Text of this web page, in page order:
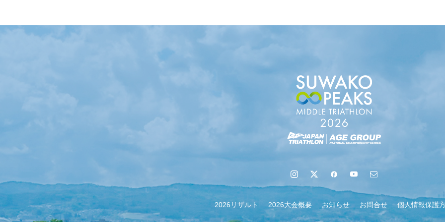
【会議報告】諏訪地域６市町村連絡会議を開催しました
2026リザルト 2026大会概要 お知らせ お問合せ 個人情報保護